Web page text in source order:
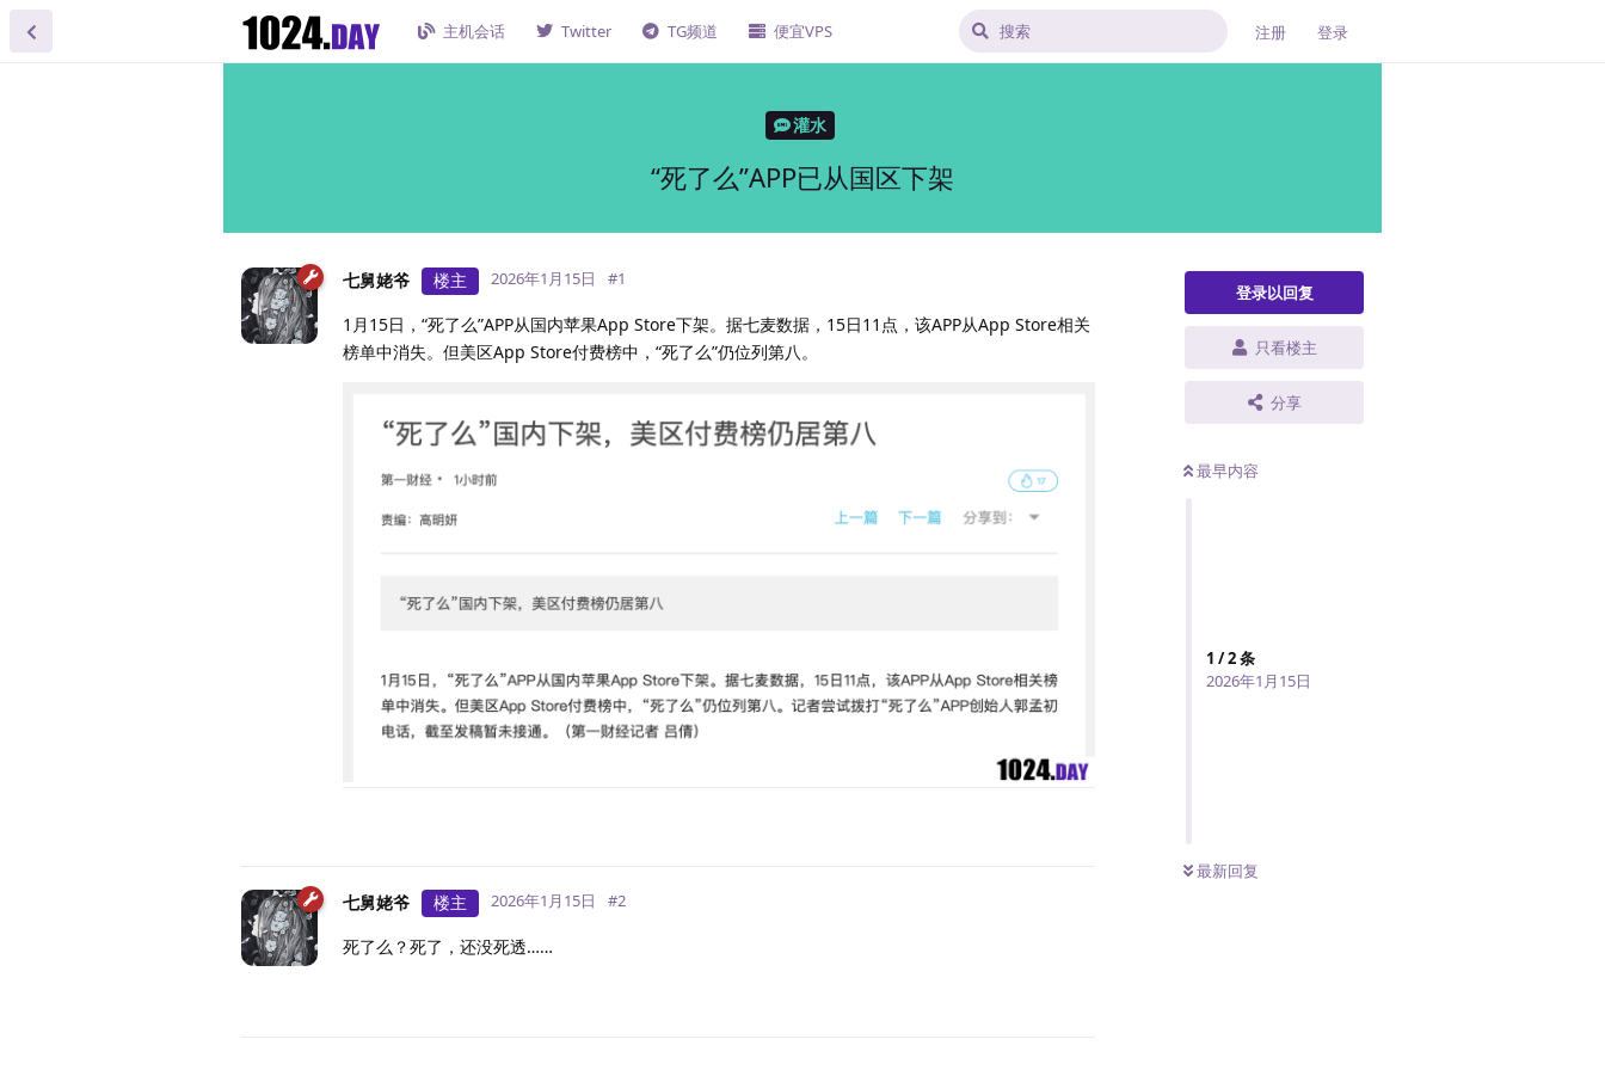
主机会话 Twitter TG频道 便宜VPS 注册 登录
灌水
“死了么”APP已从国区下架
登录以回复
只看楼主
分享
最早内容
1 /2条
2026年1月15日
最新回复
七舅姥爷 楼主 2026年1月15日 #1
1月15日，“死了么”APP从国内苹果App Store下架。据七麦数据，15日11点，该APP从App Store相关
榜单中消失。但美区App Store付费榜中，“死了么”仍位列第八。
七舅姥爷 楼主 2026年1月15日 #2
死了么？死了，还没死透……